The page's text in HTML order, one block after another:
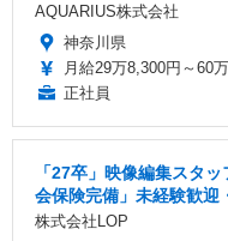
AQUARIUS株式会社
神奈川県
月給29万8,300円～60
正社員
「27卒」映像編集スタ
会保険完備」未経験歓迎
株式会社LOP